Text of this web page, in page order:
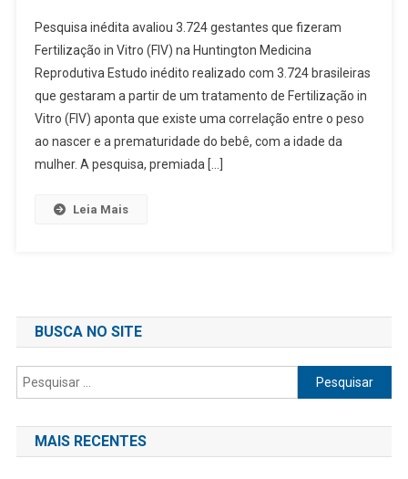
Pesquisa inédita avaliou 3.724 gestantes que fizeram
Fertilização in Vitro (FIV) na Huntington Medicina
Reprodutiva Estudo inédito realizado com 3.724 brasileiras
que gestaram a partir de um tratamento de Fertilização in
Vitro (FIV) aponta que existe uma correlação entre o peso
ao nascer e a prematuridade do bebê, com a idade da
mulher. A pesquisa, premiada […]
Leia Mais
BUSCA NO SITE
Pesquisar
por:
MAIS RECENTES